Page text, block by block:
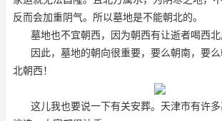
反而会加重阴气。所以墓地是不能朝北的。
墓地也不宜朝西，因为朝西有让逝者喝西北
因此，墓地的朝向很重要，要么朝南，要
北朝西！
这儿我也要说一下有关安葬。天津市有许